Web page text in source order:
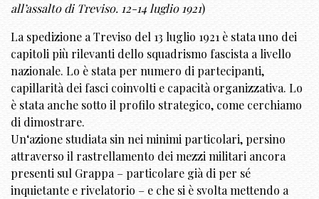
all’assalto di Treviso. 12-14 luglio 1921)
La spedizione a Treviso del 13 luglio 1921 è stata uno dei
capitoli più rilevanti dello squadrismo fascista a livello
nazionale. Lo è stata per numero di partecipanti,
capillarità dei fasci coinvolti e capacità organizzativa. Lo
è stata anche sotto il profilo strategico, come cerchiamo
di dimostrare.
Un‘azione studiata sin nei minimi particolari, persino
attraverso il rastrellamento dei mezzi militari ancora
presenti sul Grappa – particolare già di per sé
inquietante e rivelatorio – e che si è svolta mettendo a